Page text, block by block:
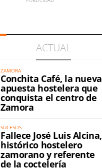
ACTUAL
ZAMORA
Conchita Café, la nueva
apuesta hostelera que
conquista el centro de
Zamora
SUCESOS
Fallece José Luis Alcina,
histórico hostelero
zamorano y referente
de la coctelería